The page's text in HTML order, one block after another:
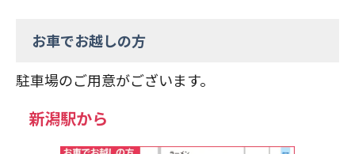
お車でお越しの方
駐車場のご用意がございます。
新潟駅から